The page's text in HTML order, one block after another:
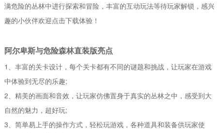
满危险的丛林中进行探索和冒险，丰富的互动玩法等待玩家解锁，感兴
趣的小伙伴欢迎点击下载体验！
阿尔卑斯与危险森林直装版亮点
1、丰富的关卡设计，每个关卡都有不同的谜题和挑战，让玩家在游戏
中体验到无尽的乐趣;
2、精美的画面和音效，让玩家仿佛置身于真实的丛林之中，感受到大
自然的魅力，超好玩;
3、简单易上手的操作方式，轻松玩游戏，各种道具和装备供玩家使